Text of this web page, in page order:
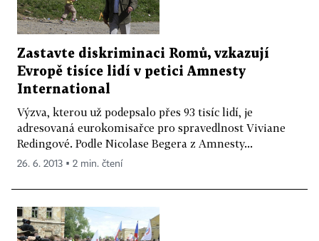
Zastavte diskriminaci Romů, vzkazují
Evropě tisíce lidí v petici Amnesty
International
Výzva, kterou už podepsalo přes 93 tisíc lidí, je
adresovaná eurokomisařce pro spravedlnost Viviane
Redingové. Podle Nicolase Begera z Amnesty...
26. 6. 2013 ▪ 2 min. čtení